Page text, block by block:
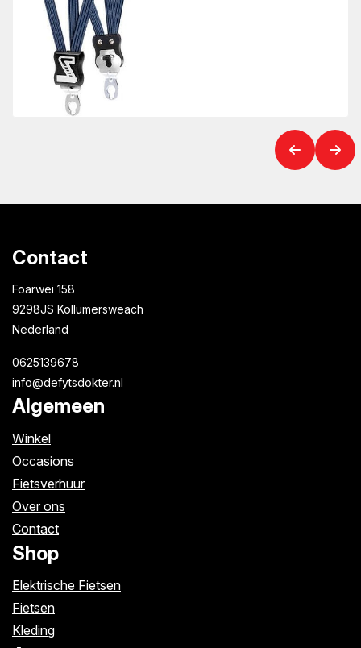
Contact
Foarwei 158
9298JS Kollumersweach
Nederland
0625139678
info@defytsdokter.nl
Algemeen
Winkel
Occasions
Fietsverhuur
Over ons
Contact
Shop
Elektrische Fietsen
Fietsen
Kleding